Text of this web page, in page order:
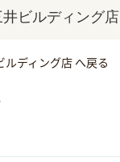
ビルディング
ディング店 へ戻る